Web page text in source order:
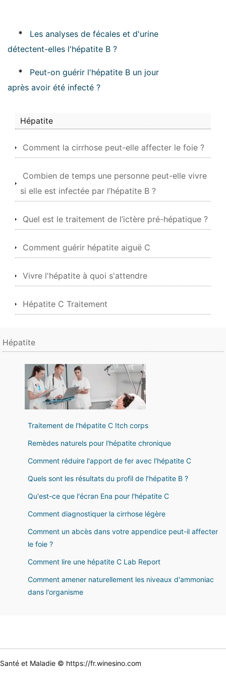
*
Les analyses de fécales et d'urine
détectent-elles l'hépatite B ?
*
Peut-on guérir l'hépatite B un jour
après avoir été infecté ?
Hépatite
Comment la cirrhose peut-elle affecter le foie ?
Combien de temps une personne peut-elle vivre
si elle est infectée par l’hépatite B ?
Quel est le traitement de l’ictère pré-hépatique ?
Comment guérir hépatite aiguë C
Vivre l'hépatite à quoi s'attendre
Hépatite C Traitement
Hépatite
Traitement de l'hépatite C Itch corps
Remèdes naturels pour l'hépatite chronique
Comment réduire l'apport de fer avec l'hépatite C
Quels sont les résultats du profil de l’hépatite B ?
Qu'est-ce que l'écran Ena pour l'hépatite C
Comment diagnostiquer la cirrhose légère
Comment un abcès dans votre appendice peut-il affecter
le foie ?
Comment lire une hépatite C Lab Report
Comment amener naturellement les niveaux d'ammoniac
dans l'organisme
Santé et Maladie © https://fr.winesino.com